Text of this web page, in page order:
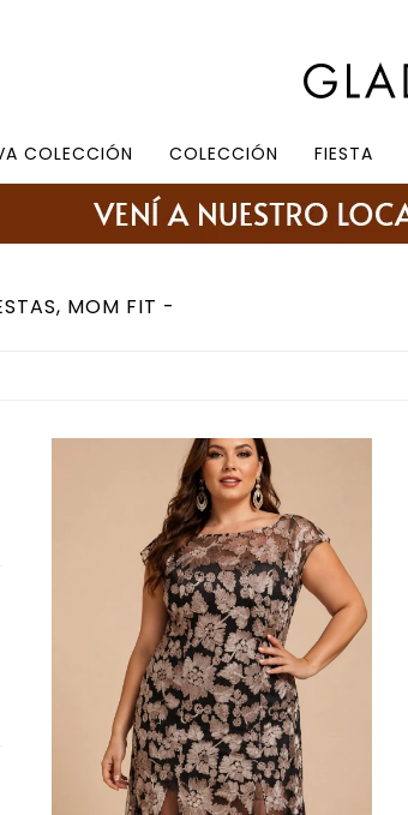
COLECCIÓN COLECCIÓN FIESTA
MOM FIT